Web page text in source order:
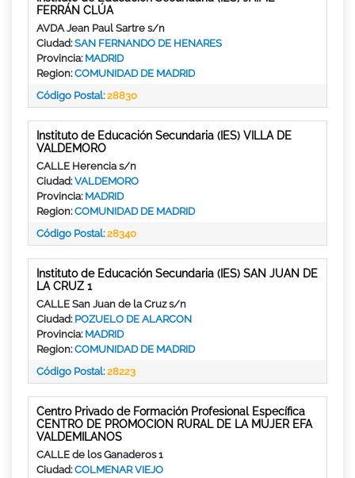
FERRÁN CLÚA
AVDA Jean Paul Sartre s/n
Ciudad:SAN FERNANDO DE HENARES
Provincia: MADRID
Region:COMUNIDAD DE MADRID
Código Postal:28830
Instituto de Educación Secundaria (IES) VILLA DE
VALDEMORO
CALLE Herencia s/n
Ciudad:VALDEMORO
Provincia: MADRID
Region:COMUNIDAD DE MADRID
Código Postal:28340
Instituto de Educación Secundaria (IES) SAN JUAN DE
LA CRUZ 1
CALLE San Juan de la Cruz s/n
Ciudad: POZUELO DE ALARCON
Provincia: MADRID
Region:COMUNIDAD DE MADRID
Código Postal:28223
Centro Privado de Formación Profesional Específica
CENTRO DE PROMOCION RURAL DE LA MUJER EFA
VALDEMILANOS
CALLE de los Ganaderos 1
Ciudad:COLMENAR VIEJO